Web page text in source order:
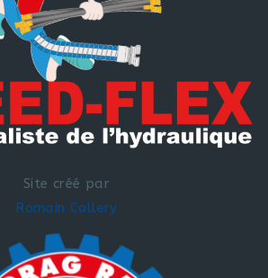
Site créé par
Romain Collery